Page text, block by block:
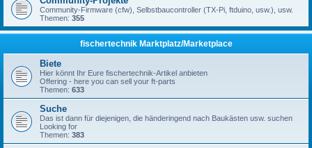
Community-Firmware (cfw), Selbstbaucontroller (TX-Pi, ftduino, usw.), usw.
Themen: 355
fischertechnik Marktplatz/Marketplace
Biete
Hier könnt Ihr Eure fischertechnik-Artikel anbieten
Offering - here you can sell your ft-parts
Themen: 633
Suche
Das ist dann für diejenigen, die händeringend nach Baukästen usw. suchen
Looking for
Themen: 383